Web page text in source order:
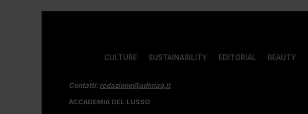
CULTURE SUSTAINABILITY EDITORIAL BEAUTY
Contatti:redazione@adlmag.it
ACCADEMIA DEL LUSSO